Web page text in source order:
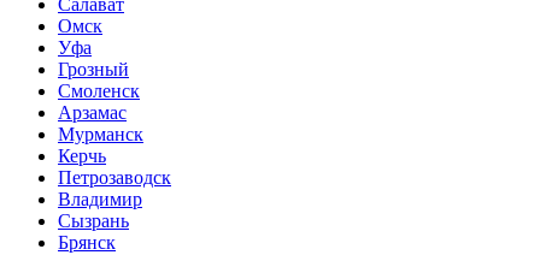
Салават
Омск
Уфа
Грозный
Смоленск
Арзамас
Мурманск
Керчь
Петрозаводск
Владимир
Сызрань
Брянск